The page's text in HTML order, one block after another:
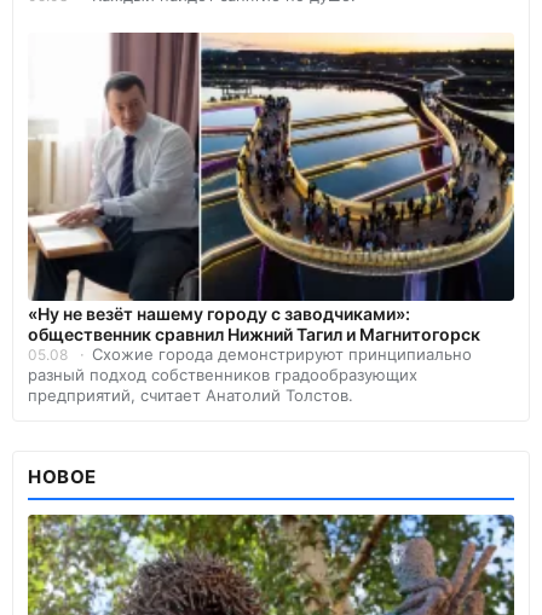
«Ну не везёт нашему городу с заводчиками»:
общественник сравнил Нижний Тагил и Магнитогорск
05.08
Схожие города демонстрируют принципиально
разный подход собственников градообразующих
предприятий, считает Анатолий Толстов.
НОВОЕ